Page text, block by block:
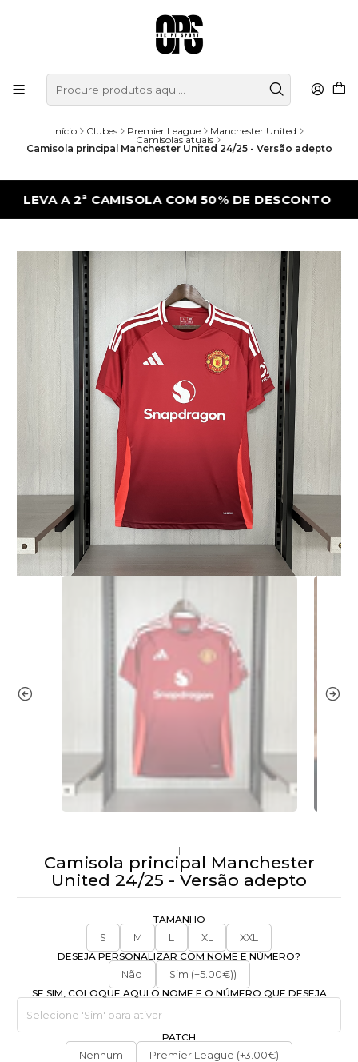
Início Clubes Premier League Manchester United
Camisolas atuais
Camisola principal Manchester United 24/25 - Versão adepto
A 2ª CAMISOLA COM 50% DE DESCONTO
|
Camisola principal Manchester
United 24/25 - Versão adepto
TAMANHO
S
M L XL
XXL
DESEJA PERSONALIZAR COM NOME E NÚMERO?
Não
Sim (+5.00€))
SE SIM, COLOQUE AQUI O NOME E O NÚMERO QUE DESEJA
PATCH
Nenhum
Premier League (+3.00€)